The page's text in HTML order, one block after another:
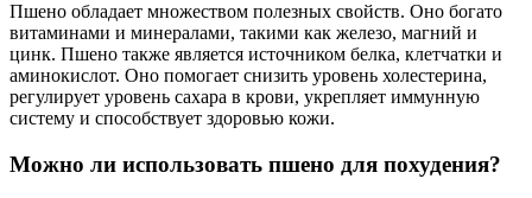
Пшено обладает множеством полезных свойств. Оно богато
витаминами и минералами, такими как железо, магний и
цинк. Пшено также является источником белка, клетчатки и
аминокислот. Оно помогает снизить уровень холестерина,
регулирует уровень сахара в крови, укрепляет иммунную
систему и способствует здоровью кожи.
Можно ли использовать пшено для похудения?